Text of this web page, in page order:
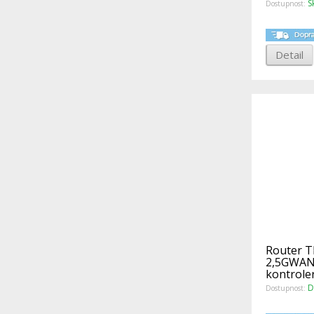
Dostupnost:
Detail
Router
Dostupnost: